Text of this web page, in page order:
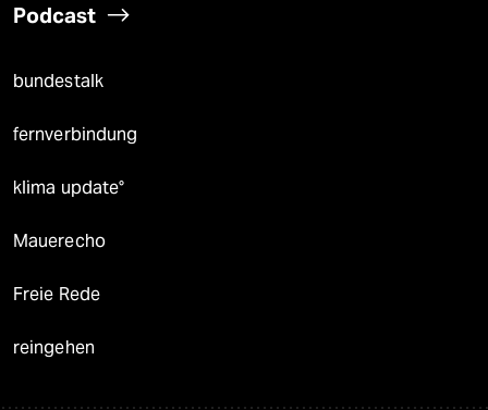
Podcast
bundestalk
fernverbindung
klima update°
Mauerecho
Freie Rede
reingehen